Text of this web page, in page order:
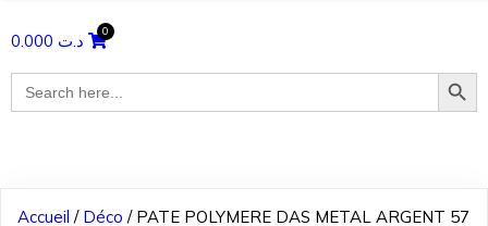
د.ت
Search
for:
Search Button
Accueil / Déco / PATE POLYMERE DAS METAL ARGENT 57